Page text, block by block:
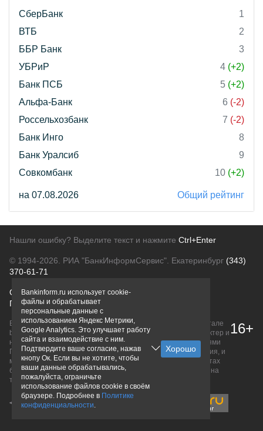
СберБанк
1
ВТБ
2
ББР Банк
3
УБРиР
4 (+2)
Банк ПСБ
5 (+2)
Альфа-Банк
6 (-2)
Россельхозбанк
7 (-2)
Банк Инго
8
Банк Уралсиб
9
Совкомбанк
10 (+2)
на 07.08.2026 Общий рейтинг
Нашли ошибку? Выделите текст и нажмите Ctrl+Enter
© 1994-2026. РИА "БанкИнформСервис". Екатеринбург (343)
370-61-71
О проектеПолитика конфиденциальности
Правовая информацияДля рекламодателей
Вся информация о продуктах банков, размещенная на портале
bankinform.ru, носит исключительно ознакомительный характер и
не является публичной офертой, определяемой положениями
ГК РФ. Информация не содержит точного и полного описания, и
может быть изменена. Конечные условия уточняйте на сайтах
банков или при личном обращении. Исключительное право на
товарные знаки принадлежит их правообладателям.
16+
Bankinform.ru использует cookie-
файлы и обрабатывает
персональные данные с
использованием Яндекс Метрики,
Google Analytics. Это улучшает работу
сайта и взаимодействие с ним.
Подтвердите ваше согласие, нажав
кнопу Ок. Если вы не хотите, чтобы
ваши данные обрабатывались,
пожалуйста, ограничьте
использование файлов cookie в своём
браузере. Подробнее в Политике
конфиденциальности.